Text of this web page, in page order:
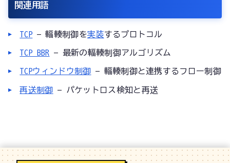
関連用語
TCP — 輻輳制御を実装するプロトコル
TCP BBR — 最新の輻輳制御アルゴリズム
TCPウィンドウ制御 — 輻輳制御と連携するフロー制御
再送制御 — パケットロス検知と再送